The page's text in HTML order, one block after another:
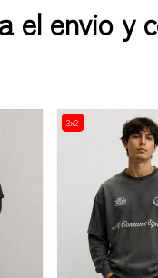
el envio y
3x2